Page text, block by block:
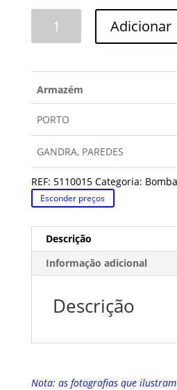
Adicionar
Armazém
PORTO
GANDRA, PAREDES
REF: 5110015 Categoria:
Esconder preços
Descrição
Informação adicional
Descrição
Nota: as fotografias que